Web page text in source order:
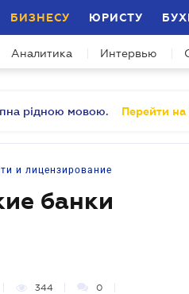
БИЗНЕСУ ЮРИСТУ
Аналитика Интервью
рідною мовою. Перейти на
и лицензирование
банки
344 0